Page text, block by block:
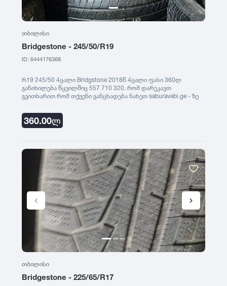
თბილისი
Bridgestone - 245/50/R19
ID: 6444176368
რ19 245/50 4ცალი Bridgstone 2018წ 4ცალი ფასი 360ლ
განიხილება წყვილშიც 557 710 320. რომ დარეკავთ
გვითხარით რომ თქვენი განცხადება ნახეთ saburavebi.ge - ზე
360.00ლ
თბილისი
Bridgestone - 225/65/R17